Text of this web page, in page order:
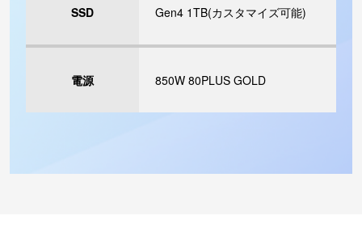
SSD Gen4 1TB(カスタマイズ可能)
電源 850W 80PLUS GOLD